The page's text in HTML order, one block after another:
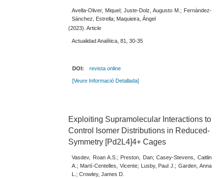
Avella-Oliver, Miquel; Juste-Dolz, Augusto M.; Fernández-
Sánchez, Estrella; Maquieira, Ángel
(2023). Article
Actualidad Analítica, 81, 30-35
DOI: revista online
[Veure Informació Detallada]
Exploiting Supramolecular Interactions to
Control Isomer Distributions in Reduced-
Symmetry [Pd2L4]4+ Cages
Vasdev, Roan A.S.; Preston, Dan; Casey-Stevens, Caitlin
A.; Martí-Centelles, Vicente; Lusby, Paul J.; Garden, Anna
L.; Crowley, James D.